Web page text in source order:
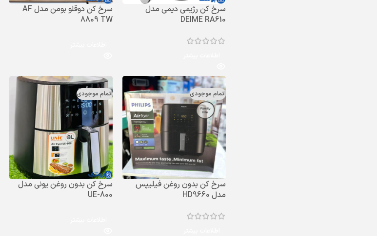
سرخ کن رژیمی دیمی مدل
DEIME RA610
سرخ کن دوقلو بومن مدل AF
8809 TW
اتمام موجودی
سرخ کن بدون روغن فیلیپس
مدل HD9660
اتمام موجودی
سرخ کن بدون روغن یونی مدل
UE-800